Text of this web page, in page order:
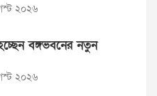
২০২৬
বঙ্গভবনের নতুন
২০২৬